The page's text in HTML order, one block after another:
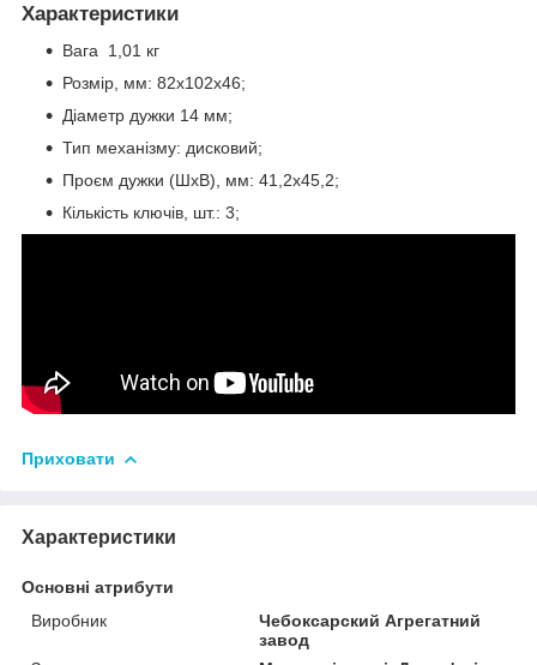
Характеристики
Вага 1,01 кг
Розмір, мм: 82x102x46;
Діаметр дужки 14 мм;
Тип механізму: дисковий;
Проєм дужки (ШхВ), мм: 41,2x45,2;
Кількість ключів, шт.: 3;
Приховати
Характеристики
Основні атрибути
Виробник
Чебоксарский Агрегатний
завод